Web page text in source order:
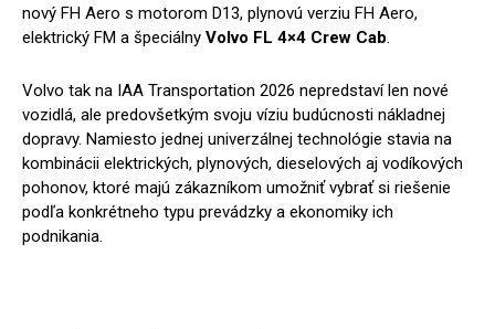
nový FH Aero s motorom D13, plynovú verziu FH Aero,
elektrický FM a špeciálny Volvo FL 4×4 Crew Cab.
Volvo tak na IAA Transportation 2026 nepredstaví len nové
vozidlá, ale predovšetkým svoju víziu budúcnosti nákladnej
dopravy. Namiesto jednej univerzálnej technológie stavia na
kombinácii elektrických, plynových, dieselových aj vodíkových
pohonov, ktoré majú zákazníkom umožniť vybrať si riešenie
podľa konkrétneho typu prevádzky a ekonomiky ich
podnikania.